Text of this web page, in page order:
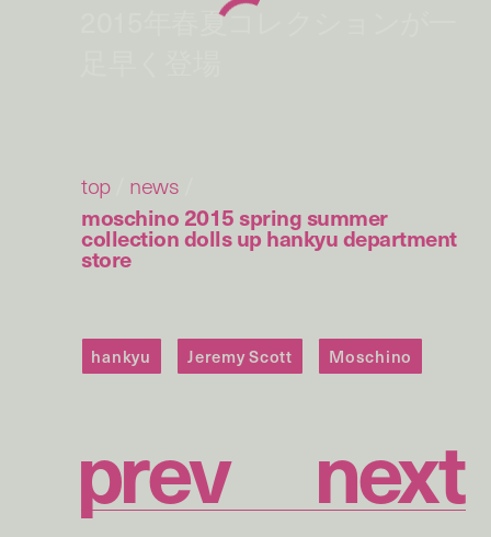
2015年春夏コレクションが一
top/ news
moschino 2015 spring summer
collection dolls up hankyu department
store
hankyu Jeremy Scott Moschino
prev next